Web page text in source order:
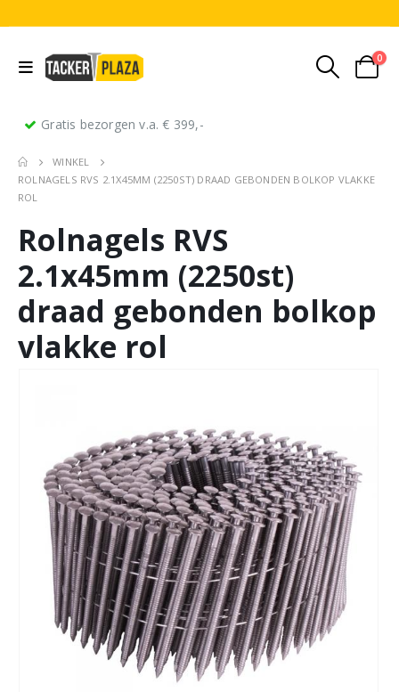
0
Gratis bezorgen v.a. € 399,-
WINKEL
ROLNAGELS RVS 2.1X45MM (2250ST) DRAAD GEBONDEN BOLKOP VLAKKE
ROL
Rolnagels RVS
2.1x45mm (2250st)
draad gebonden bolkop
vlakke rol